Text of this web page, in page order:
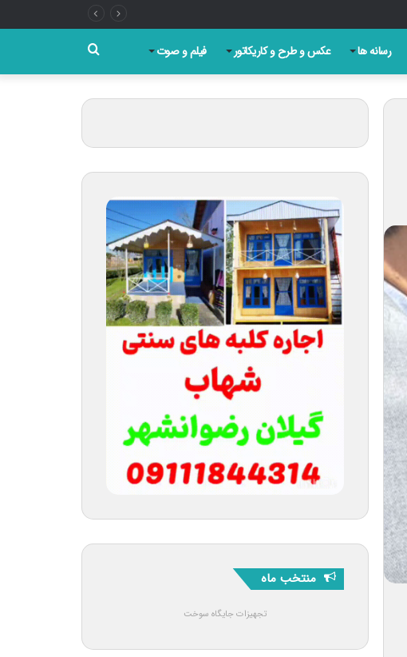
رسانه ها عکس و طرح و کاریکاتور فیلم و صوت
برای
منتخب ماه
تجهیزات جایگاه سوخت